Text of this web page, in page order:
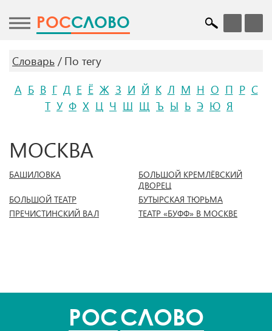
POCСЛОВО
Словарь
По тегу
А Б В Г Д Е Ё Ж З И Й К Л М Н О П Р С
Т У Ф Х Ц Ч Ш Щ Ъ Ы Ь Э Ю Я
МОСКВА
БАШИЛОВКА
БОЛЬШОЙ КРЕМЛЁВСКИЙ
ДВОРЕЦ
БОЛЬШОЙ ТЕАТР
БУТЫРСКАЯ ТЮРЬМА
ПРЕЧИСТИНСКИЙ ВАЛ
ТЕАТР «БУФФ» В МОСКВЕ
POCСЛОВО